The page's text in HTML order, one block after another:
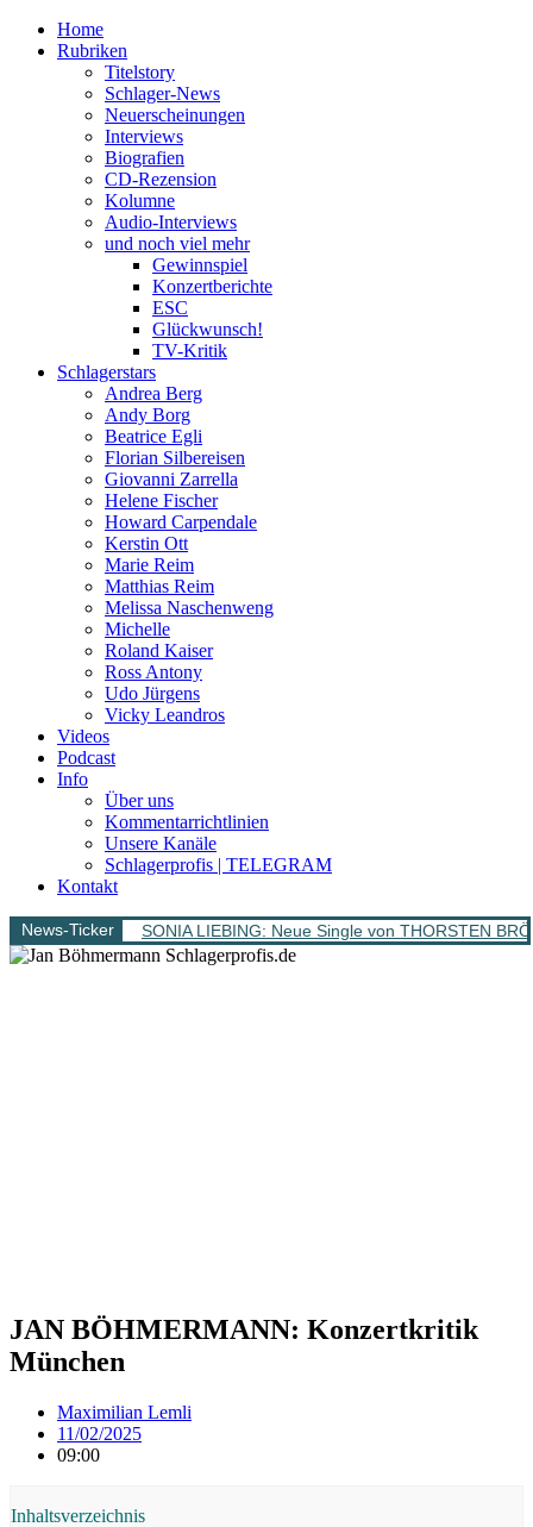
Home
Rubriken
Titelstory
Schlager-News
Neuerscheinungen
Interviews
Biografien
CD-Rezension
Kolumne
Audio-Interviews
und noch viel mehr
Gewinnspiel
Konzertberichte
ESC
Glückwunsch!
TV-Kritik
Schlagerstars
Andrea Berg
Andy Borg
Beatrice Egli
Florian Silbereisen
Giovanni Zarrella
Helene Fischer
Howard Carpendale
Kerstin Ott
Marie Reim
Matthias Reim
Melissa Naschenweng
Michelle
Roland Kaiser
Ross Antony
Udo Jürgens
Vicky Leandros
Videos
Podcast
Info
Über uns
Kommentarrichtlinien
Unsere Kanäle
Schlagerprofis | TELEGRAM
Kontakt
News-Ticker SONIA LIEBING: Neue Single von THORSTEN
JAN BÖHMERMANN: Konzertkritik
München
Maximilian Lemli
11/02/2025
09:00
Inhaltsverzeichnis